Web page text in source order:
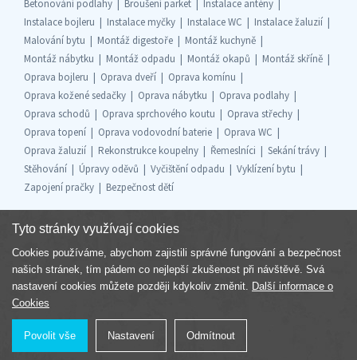
Betonování podlahy
Broušení parket
Instalace antény
Instalace bojleru
Instalace myčky Instalace WC
Instalace žaluzií
Malování bytu
Montáž digestoře
Montáž kuchyně
Montáž nábytku
Montáž odpadu Montáž okapů
Montáž skříně
Oprava bojleru
Oprava dveří
Oprava komínu
Oprava kožené sedačky
Oprava nábytku
Oprava podlahy
Oprava schodů
Oprava sprchového koutu
Oprava střechy
Oprava topení
Oprava vodovodní baterie
Oprava WC
Oprava žaluzií
Rekonstrukce koupelny Řemeslníci
Sekání trávy
Stěhování
Úpravy oděvů Vyčištění odpadu
Vyklízení bytu
Zapojení pračky
Bezpečnost dětí
Součást skupiny
Tyto stránky využívají cookies
Cookies používáme, abychom zajistili správné fungování a bezpečnost
našich stránek, tím pádem co nejlepší zkušenost při návštěvě. Svá
nastavení cookies můžete později kdykoliv změnit. Další informace o
Cookies
Povolit vše Nastavení Odmítnout